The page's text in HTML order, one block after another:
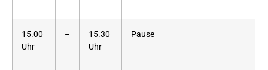
15.00
Uhr
–
15.30
Uhr
Pause